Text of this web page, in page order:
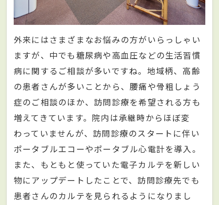
外来にはさまざまなお悩みの方がいらっしゃい
ますが、中でも糖尿病や高血圧などの生活習慣
病に関するご相談が多いですね。地域柄、高齢
の患者さんが多いことから、腰痛や骨粗しょう
症のご相談のほか、訪問診療を希望される方も
増えてきています。院内は承継時からほぼ変
わっていませんが、訪問診療のスタートに伴い
ポータブルエコーやポータブル心電計を導入。
また、もともと使っていた電子カルテを新しい
物にアップデートしたことで、訪問診療先でも
患者さんのカルテを見られるようになりまし